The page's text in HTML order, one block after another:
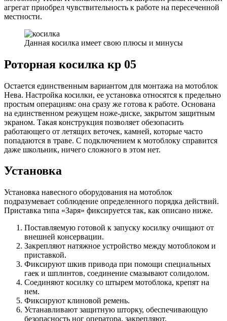
агрегат приобрел чувствительность к работе на пересеченной
местности.
Данная косилка имеет свою плюсы и минусы
Роторная косилка кр 05
Остается единственным вариантом для монтажа на мотоблок
Нева. Настройка косилки, ее установка относятся к предельно
простым операциям: она сразу же готова к работе. Основана
на единственном режущем ноже-диске, закрытом защитным
экраном. Такая конструкция позволяет обезопасить
работающего от летящих веточек, камней, которые часто
попадаются в траве. С подключением к мотоблоку справится
даже школьник, ничего сложного в этом нет.
Установка
Установка навесного оборудования на мотоблок
подразумевает соблюдение определенного порядка действий.
Приставка типа «Заря» фиксируется так, как описано ниже.
Поставляемую готовой к запуску косилку очищают от
внешней консервации.
Закрепляют натяжное устройство между мотоблоком и
приставкой.
Фиксируют шкив привода при помощи специальных
гаек и шплинтов, соединение смазывают солидолом.
Соединяют косилку со штырем мотоблока, крепят на
нем.
Фиксируют клиновой ремень.
Устанавливают защитную шторку, обеспечивающую
безопасность ног оператора, закрепляют.